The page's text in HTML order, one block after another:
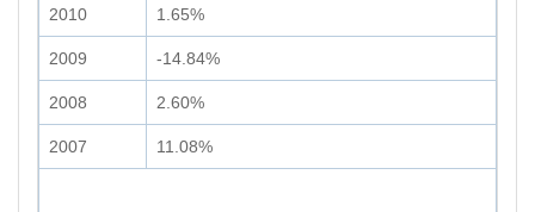
2010 1.65%
2009 -14.84%
2008 2.60%
2007 11.08%